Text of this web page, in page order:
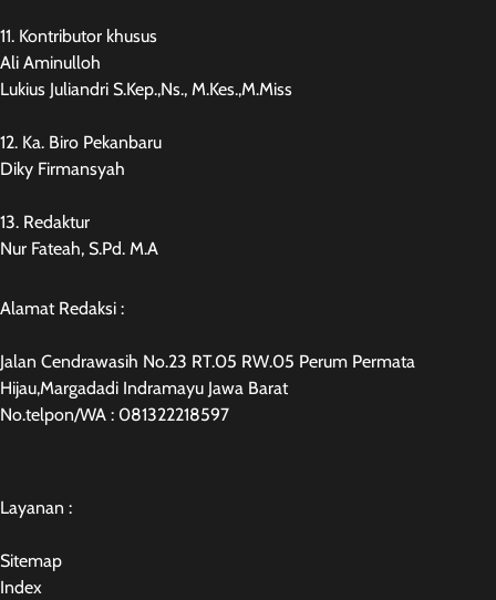
11. Kontributor khusus
Ali Aminulloh
Lukius Juliandri S.Kep.,Ns., M.Kes.,M.Miss
12. Ka. Biro Pekanbaru
Diky Firmansyah
13. Redaktur
Nur Fateah, S.Pd. M.A
Alamat Redaksi :
Jalan Cendrawasih No.23 RT.05 RW.05 Perum Permata
Hijau,Margadadi Indramayu Jawa Barat
No.telpon/WA : 081322218597
Layanan :
Sitemap
Index